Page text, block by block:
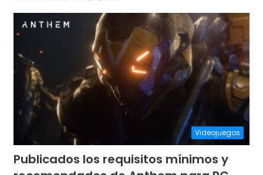
Videojuegos
Publicados los requisitos mínimos y